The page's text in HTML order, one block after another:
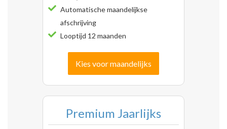
Automatische maandelijkse
afschrijving
Looptijd 12 maanden
Kies voor maandelijks
Premium Jaarlijks